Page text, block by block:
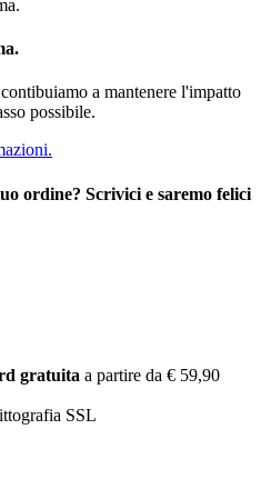
a mantenere l'impatto
possibile.
ordine? Scrivici e saremo felici
gratuita a partire da € 59,90
SSL